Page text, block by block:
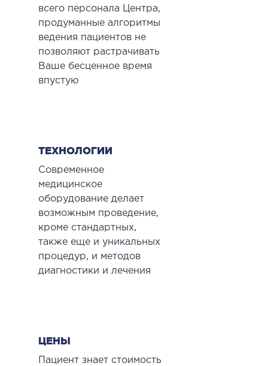
всего персонала Центра,
продуманные алгоритмы
ведения пациентов не
позволяют растрачивать
Ваше бесценное время
впустую
ТЕХНОЛОГИИ
Современное
медицинское
оборудование делает
возможным проведение,
кроме стандартных,
также еще и уникальных
процедур, и методов
диагностики и лечения
ЦЕНЫ
Пациент знает стоимость